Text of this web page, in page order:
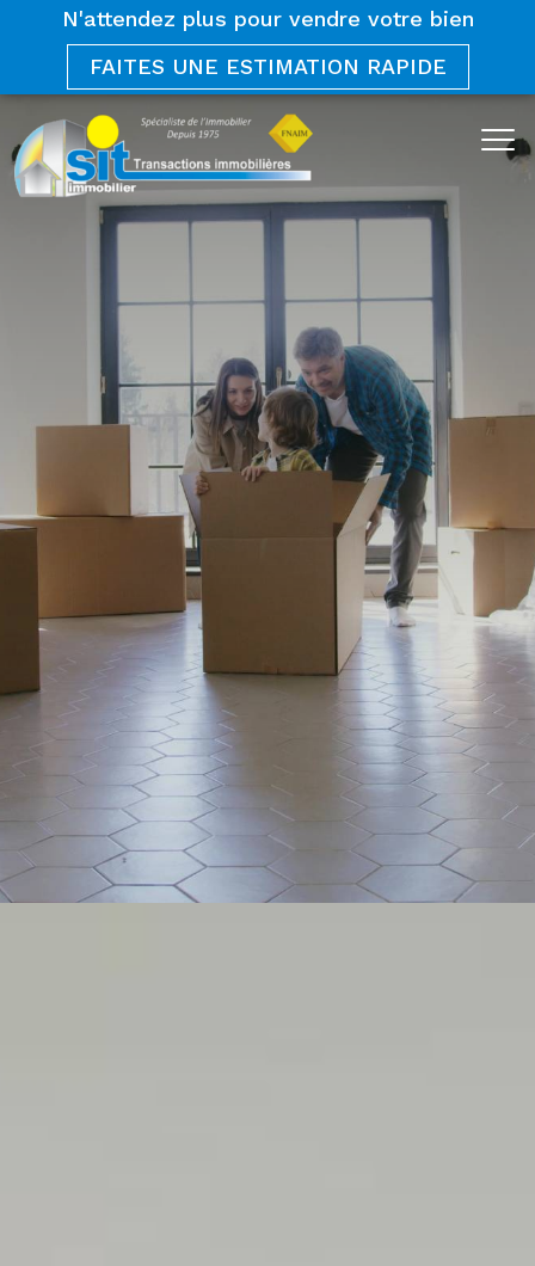
N'attendez plus pour vendre votre bien
FAITES UNE ESTIMATION RAPIDE